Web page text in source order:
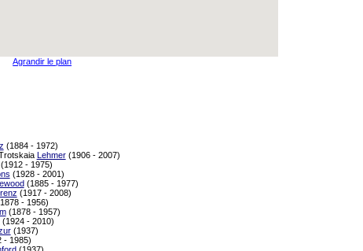
Agrandir le plan
(1884 - 1972)
Lehmer(1906 - 2007)
- 1975)
(1928 - 2001)
(1885 - 1977)
(1917 - 2008)
- 1956)
(1878 - 1957)
(1924 - 2010)
(1937)
- 1985)